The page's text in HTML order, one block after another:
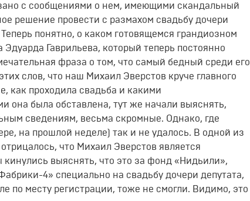
с сообщениями о нем, имеющими скандальный
решение провести с размахом свадьбу дочери
понятно, о каком готовящемся грандиозном
Гаврильева, который теперь постоянно
фраза о том, что самый бедный среди его
слов, что наш Михаил Эверстов круче главного
как проходила свадьба и какими
она была обставлена, тут же начали выяснять,
сведениям, весьма скромные. Однако, где
на прошлой неделе) так и не удалось. В одной из
что Михаил Эверстов является
выяснять, что это за фонд «Нидьили»,
4» специально на свадьбу дочери депутата,
по месту регистрации, тоже не смогли. Видимо, это